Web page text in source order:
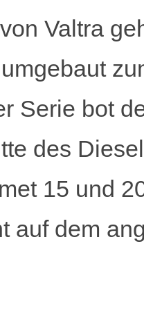
Valtra
Serie bot
des
15 und
auf dem